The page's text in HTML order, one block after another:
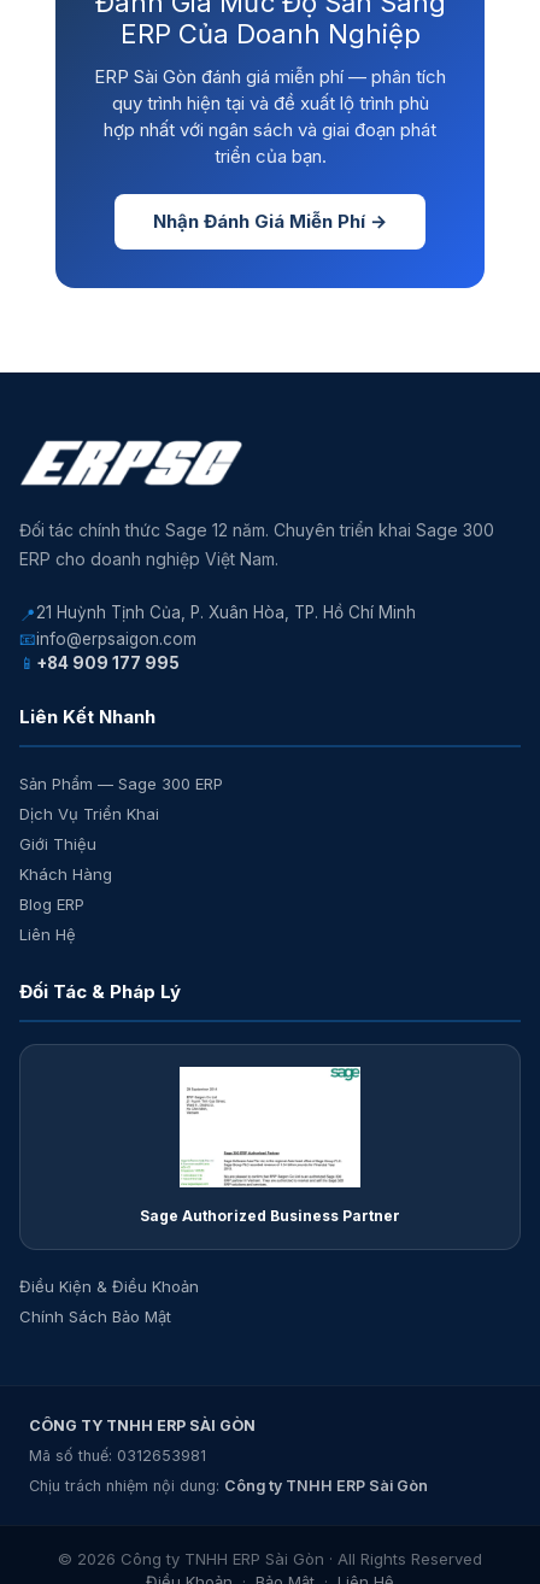
ERP Của Doanh Nghiệp
ERP Sài Gòn đánh giá miễn phí — phân tích
quy trình hiện tại và đề xuất lộ trình phù
hợp nhất với ngân sách và giai đoạn phát
triển của bạn.
Nhận Đánh Giá Miễn Phí →
Đối tác chính thức Sage 12 năm. Chuyên triển khai Sage 300
ERP cho doanh nghiệp Việt Nam.
📍21 Huỳnh Tịnh Của, P. Xuân Hòa, TP. Hồ Chí Minh
📧info@erpsaigon.com
📱 +84 909 177 995
Liên Kết Nhanh
Sản Phẩm — Sage 300 ERP
Dịch Vụ Triển Khai
Giới Thiệu
Khách Hàng
Blog ERP
Liên Hệ
Đối Tác & Pháp Lý
Sage Authorized Business Partner
Điều Kiện & Điều Khoản
Chính Sách Bảo Mật
CÔNG TY TNHH ERP SÀI GÒN
Mã số thuế: 0312653981
Chịu trách nhiệm nội dung: Công ty TNHH ERP Sài Gòn
© 2026 Công ty TNHH ERP Sài Gòn · All Rights Reserved